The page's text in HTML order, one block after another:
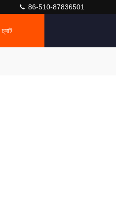
86-510-87836501
চ্যাট